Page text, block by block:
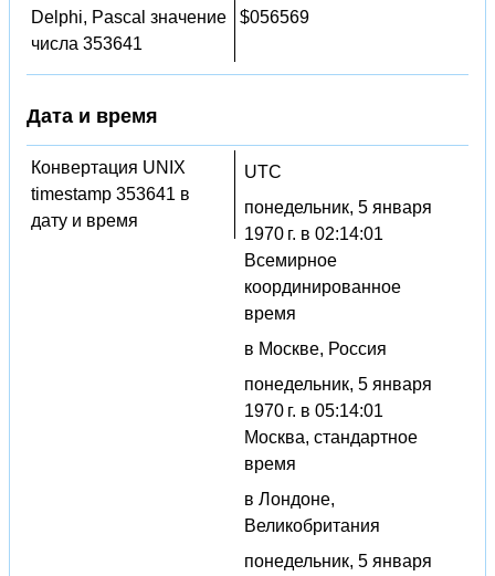
Delphi, Pascal значение
числа 353641
$056569
Дата и время
Конвертация UNIX
timestamp 353641 в
дату и время
UTC
понедельник, 5 января
1970 г. в 02:14:01
Всемирное
координированное
время
в Москве, Россия
понедельник, 5 января
1970 г. в 05:14:01
Москва, стандартное
время
в Лондоне,
Великобритания
понедельник, 5 января